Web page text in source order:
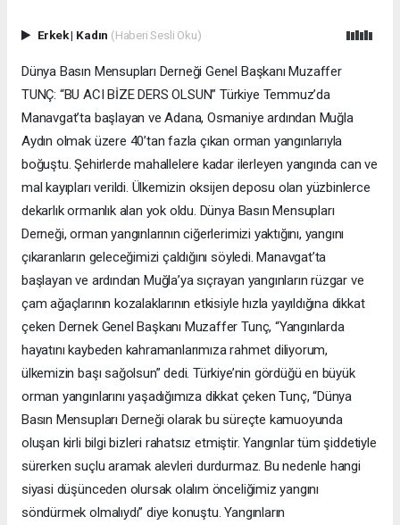
Erkek| Kadın (Haberi Sesli Oku)
Dünya Basın Mensupları Derneği Genel Başkanı Muzaffer
TUNÇ: “BU ACI BİZE DERS OLSUN” Türkiye Temmuz’da
Manavgat’ta başlayan ve Adana, Osmaniye ardından Muğla
Aydın olmak üzere 40’tan fazla çıkan orman yangınlarıyla
boğuştu. Şehirlerde mahallelere kadar ilerleyen yangında can ve
mal kayıpları verildi. Ülkemizin oksijen deposu olan yüzbinlerce
dekarlık ormanlık alan yok oldu. Dünya Basın Mensupları
Derneği, orman yangınlarının ciğerlerimizi yaktığını, yangını
çıkaranların geleceğimizi çaldığını söyledi. Manavgat’ta
başlayan ve ardından Muğla’ya sıçrayan yangınların rüzgar ve
çam ağaçlarının kozalaklarının etkisiyle hızla yayıldığına dikkat
çeken Dernek Genel Başkanı Muzaffer Tunç, “Yangınlarda
hayatını kaybeden kahramanlarımıza rahmet diliyorum,
ülkemizin başı sağolsun” dedi. Türkiye’nin gördüğü en büyük
orman yangınlarını yaşadığımıza dikkat çeken Tunç, “Dünya
Basın Mensupları Derneği olarak bu süreçte kamuoyunda
oluşan kirli bilgi bizleri rahatsız etmiştir. Yangınlar tüm şiddetiyle
sürerken suçlu aramak alevleri durdurmaz. Bu nedenle hangi
siyasi düşünceden olursak olalım önceliğimiz yangını
söndürmek olmalıydı” diye konuştu. Yangınların